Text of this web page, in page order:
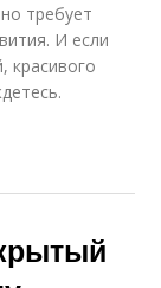
требует
И если
красивого